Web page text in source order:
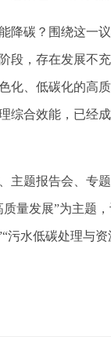
碳？围绕这一议
段，存在发展不
化、低碳化的高
综合效能，已经
题报告会、专题
量发展”为主题
污水低碳处理与